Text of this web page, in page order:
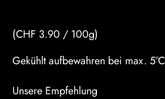
(CHF 3.90 / 100g)
Gekühlt aufbewahren bei max. 5°C
Unsere Empfehlung